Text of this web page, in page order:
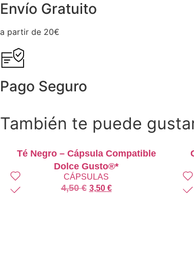
Envío Gratuito
a partir de 20€
Pago Seguro
También te puede
Té Negro – Cápsula Compatible
Dolce Gusto®*
CÁPSULAS
4,50€ 3,50 €